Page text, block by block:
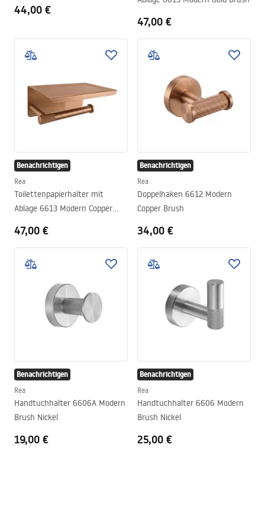
44,00 €
47,00 €
Benachrichtigen
Rea
Toilettenpapierhalter mit
Ablage 6613 Modern Copper
47,00 €
Benachrichtigen
Rea
Doppelhaken 6612 Modern
Copper Brush
34,00 €
Benachrichtigen
Rea
Handtuchhalter 6606A Modern
Brush Nickel
19,00 €
Benachrichtigen
Rea
Handtuchhalter 6606 Modern
Brush Nickel
25,00 €